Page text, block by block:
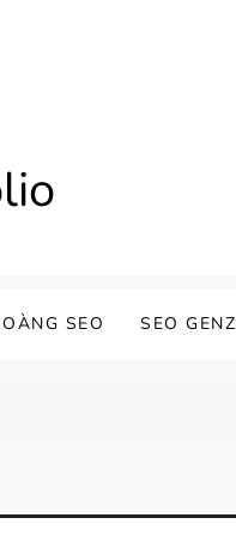
SEO SEO GENZ